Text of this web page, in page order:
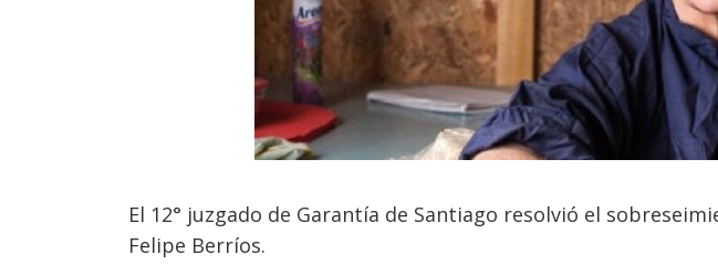
El 12° juzgado de Garantía de Santiago resolvió el
Felipe Berríos.